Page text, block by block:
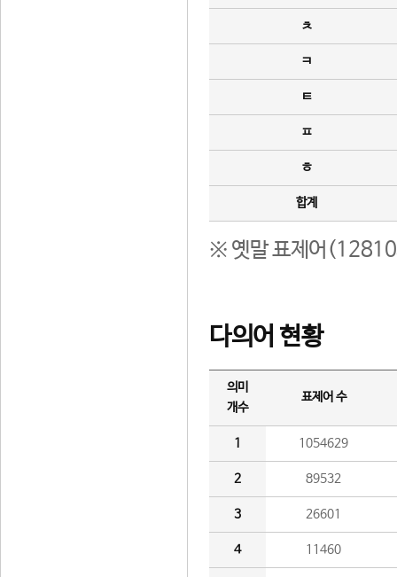
ㅊ
ㅋ
ㅌ
ㅍ
ㅎ
합계
※ 옛말 표제어(12810
다의어 현황
의미
개수
표제어 수
1 1054629
2 89532
3 26601
4 11460